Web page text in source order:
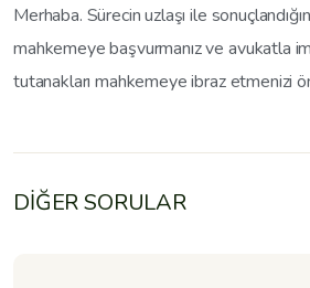
Merhaba. Sürecin uzlaşı ile
mahkemeye başvurmanız ve avukatla
tutanakları mahkemeye ibraz etmenizi
DİĞER SORULAR